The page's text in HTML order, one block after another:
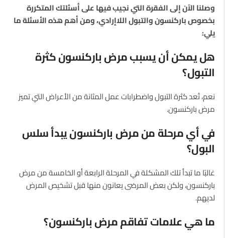
وصلنا الآن إلى الفقرة التي نجيب فيها على أسئلتك المتكررة
بخصوص باركنسون والتبول اللاإرادي، ومن أهم هذه الأسئلة ما
يلي:
هل يمكن أن يسبب مرض باركنسون كثرة
التبول؟
نعم، تُعد كثرة التبول واضطرابات عمل المثانة من الأعراض التي تميز
مرض باركنسون.
في أي مرحلة من مرض باركنسون يبدأ سلس
البول؟
غالبًا ما تبدأ تلك المشكلة في المرحلة الرابعة أو الخامسة من مرض
باركنسون، ولكن بعض المرضى يعانون منها قبل تشخيص المرض
لديهم.
ما هي علامات تفاقم مرض باركنسون؟